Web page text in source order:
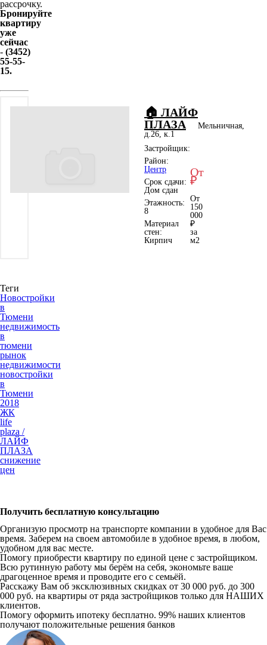
рассрочку.
Бронируйте
квартиру
уже
сейчас
- (3452)
55-55-
15.
🏠 ЛАЙФ
ПЛАЗА
Мельничная,
д.26, к.1
Застройщик:
Район:
Центр
Срок сдачи:
Дом сдан
Этажность:
8
Материал
стен:
Кирпич
От
₽
От
150
000
₽
за
м2
Теги
Новостройки
в
Тюмени
недвижимость
в
тюмени
рынок
недвижимости
новостройки
в
Тюмени
2018
ЖК
life
plaza /
ЛАЙФ
ПЛАЗА
снижение
цен
Получить бесплатную консультацию
Организую просмотр на транспорте компании в удобное для Вас
время. Заберем на своем автомобиле в удобное время, в любом,
удобном для вас месте.
Помогу приобрести квартиру по единой цене с застройщиком.
Всю рутинную работу мы берём на себя, экономьте ваше
драгоценное время и проводите его с семьёй.
Расскажу Вам об эксклюзивных скидках от 30 000 руб. до 300
000 руб. на квартиры от ряда застройщиков только для НАШИХ
клиентов.
Помогу оформить ипотеку бесплатно. 99% наших клиентов
получают положительные решения банков